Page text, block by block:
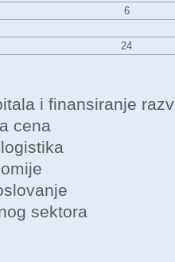
6
24
i finansiranje
cena
sektora